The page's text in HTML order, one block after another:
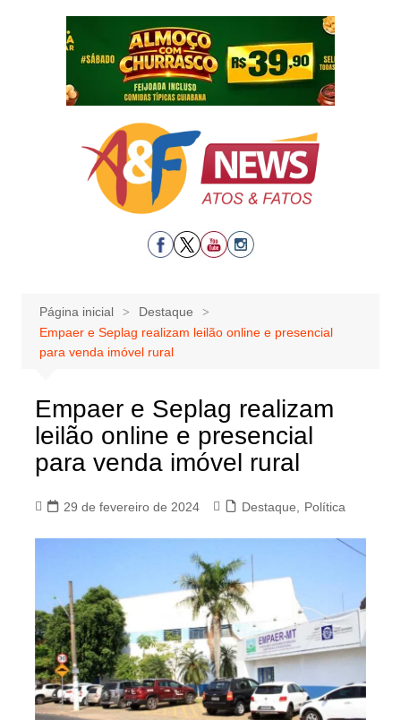
Página inicial
Destaque
Empaer e Seplag realizam leilão online e presencial
para venda imóvel rural
Empaer e Seplag realizam
leilão online e presencial
para venda imóvel rural
29 de fevereiro de 2024 Destaque Política